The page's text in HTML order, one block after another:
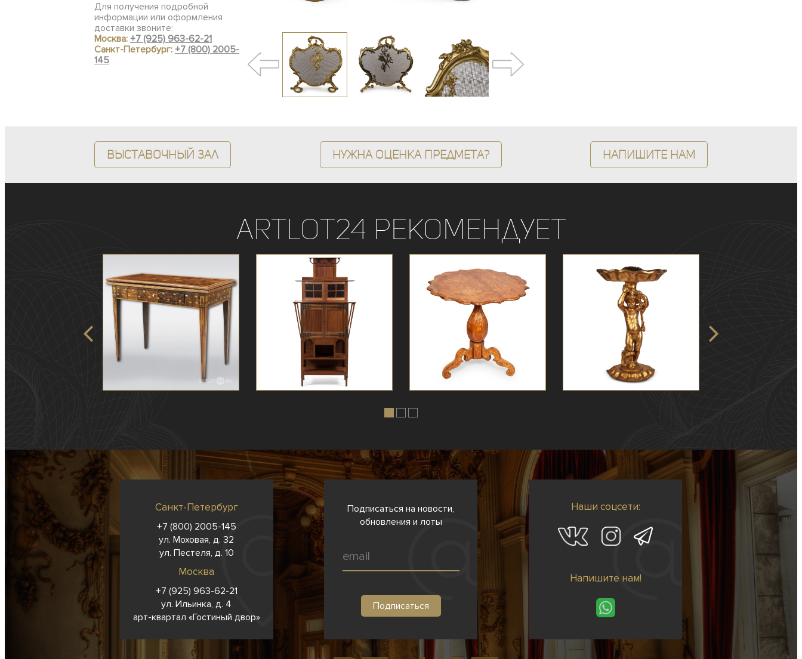
Для получения подробной
информации или оформления
доставки звоните:
Москва: +7 (925) 963-62-21
Санкт-Петербург: +7 (800) 2005-
145
Выставочный зал Нужна оценка предмета? Напишите нам
ArtLot24 рекомендует
Санкт-Петербург
+7 (800) 2005-145
ул. Моховая, д. 32
ул. Пестеля, д. 10
Москва
+7 (925) 963-62-21
ул. Ильинка, д. 4
арт-квартал «Гостиный двор»
Подписаться на новости,
обновления и лоты
Наши соцсети:
Напишите нам!